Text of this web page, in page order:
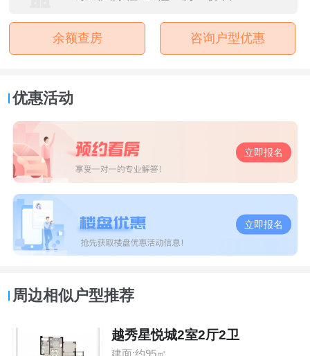
余额查房 咨询户型优惠
优惠活动
立即报名
立即报名
周边相似户型推荐
越秀星悦城2室2厅2卫